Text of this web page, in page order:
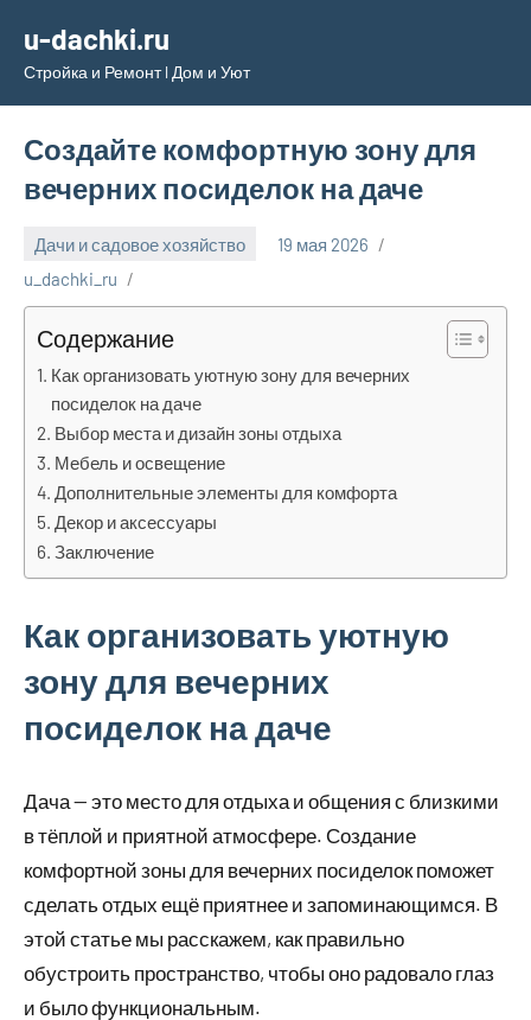
содержимому
u-dachki.ru
Стройка и Ремонт l Дом и Уют
Создайте комфортную зону для
вечерних посиделок на даче
Дачи и садовое хозяйство
19 мая 2026
u_dachki_ru
Содержание
Как организовать уютную зону для вечерних
посиделок на даче
Выбор места и дизайн зоны отдыха
Мебель и освещение
Дополнительные элементы для комфорта
Декор и аксессуары
Заключение
Как организовать уютную
зону для вечерних
посиделок на даче
Дача — это место для отдыха и общения с близкими
в тёплой и приятной атмосфере. Создание
комфортной зоны для вечерних посиделок поможет
сделать отдых ещё приятнее и запоминающимся. В
этой статье мы расскажем, как правильно
обустроить пространство, чтобы оно радовало глаз
и было функциональным.